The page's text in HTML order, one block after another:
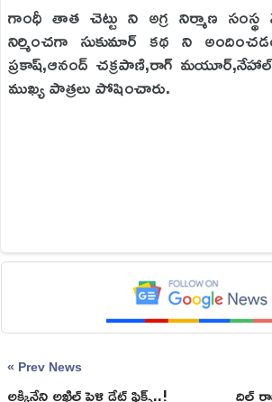
గాంధీ తాత చెట్టు ని అగ్ర నిర్మాణ
నిర్మించగా సుకుమార్ కథ ని
ప్రకాష్,ఆనంద్ చక్రపాణి,రాగ్ మయూర్,నేహాల్
ముఖ్య పాత్రలు పోషించారు.
« Prev News
అక్కినేని అఖిల్ పెళ్లి డేట్ ఫిక్స్..! దిల్